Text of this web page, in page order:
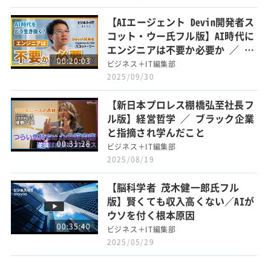
00:20:03
【AIエージェント Devin開発者ス
コット・ウー氏フル版】AI時代に
エンジニアは不要か必要か ／ De
vinとは何か
ビジネス＋IT編集部
2025/09/30
00:31:28
【新日本プロレス棚橋弘至社長フ
ル版】経営哲学 ／ ブラック企業
と指摘され学んだこと
ビジネス＋IT編集部
2025/08/19
00:35:40
【脳科学者 茂木健一郎氏フル
版】賢くても収入高くない／AIが
ウソを付く根本原因
ビジネス＋IT編集部
2025/05/29